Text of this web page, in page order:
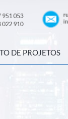
DE PROJETOS